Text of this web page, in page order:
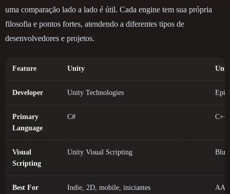
uma comparação lado a lado é útil. Cada engine tem sua própria
filosofia e pontos fortes, atendendo a diferentes tipos de
desenvolvedores e projetos.
Feature Unity
Developer Unity Technologies Epic
Primary
Language
C# C++
Visual
Scripting
Unity Visual Scripting
Best For Indie, 2D, mobile, iniciantes